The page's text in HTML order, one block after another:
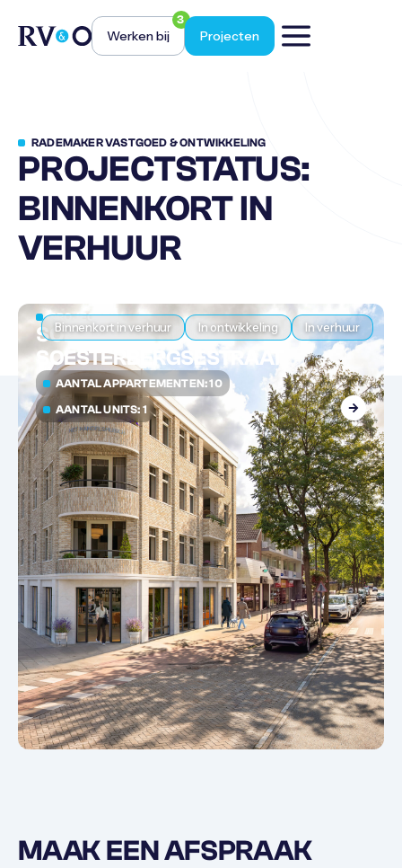
Werken bij
3
Projecten
RADEMAKER VASTGOED & ONTWIKKELING
PROJECTSTATUS:
BINNENKORT IN
VERHUUR
Binnenkort in verhuur In ontwikkeling In verhuur
PROJECTEN
SOEST
SOESTERBERGSESTRAAT
AANTAL APPARTEMENTEN: 10
AANTAL UNITS: 1
MAAK EEN AFSPRAAK